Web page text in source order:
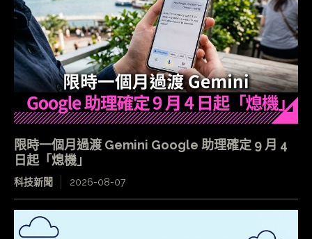
限時一個月過渡 Gemini Google 助理確定 9 月 4
日起「熄機」
科技新聞 2026-08-07